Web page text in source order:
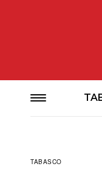
TABASCO